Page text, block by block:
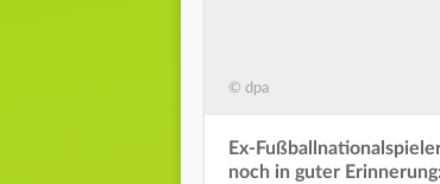
© dpa
Ex-
noch in guter